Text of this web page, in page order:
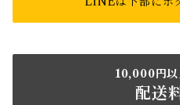
10,000円以
配送